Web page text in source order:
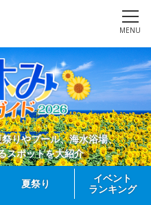
MENU
りやプール、海水浴場、
スポットを大紹介
夏祭り
イベント
ランキング